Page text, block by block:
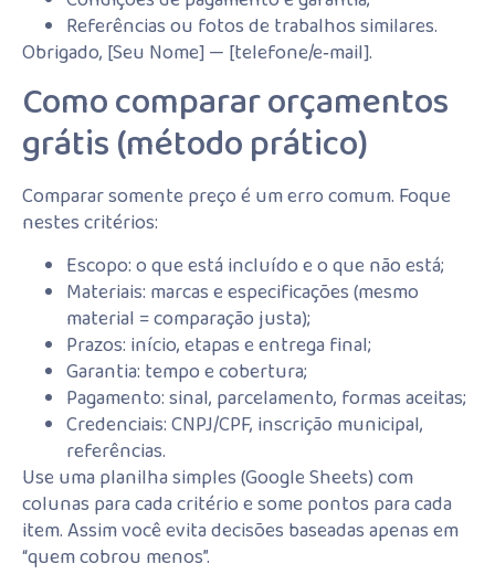
Referências ou fotos de trabalhos similares.
Obrigado, [Seu Nome] — [telefone/e‑mail].
Como comparar orçamentos
grátis (método prático)
Comparar somente preço é um erro comum. Foque
nestes critérios:
Escopo: o que está incluído e o que não está;
Materiais: marcas e especificações (mesmo
material = comparação justa);
Prazos: início, etapas e entrega final;
Garantia: tempo e cobertura;
Pagamento: sinal, parcelamento, formas aceitas;
Credenciais: CNPJ/CPF, inscrição municipal,
referências.
Use uma planilha simples (Google Sheets) com
colunas para cada critério e some pontos para cada
item. Assim você evita decisões baseadas apenas em
“quem cobrou menos”.